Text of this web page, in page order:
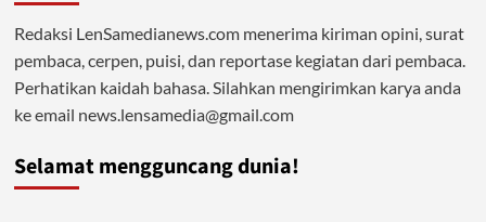
Redaksi LenSamedianews.com menerima kiriman opini, surat
pembaca, cerpen, puisi, dan reportase kegiatan dari pembaca.
Perhatikan kaidah bahasa. Silahkan mengirimkan karya anda
ke email news.lensamedia@gmail.com
Selamat mengguncang dunia!